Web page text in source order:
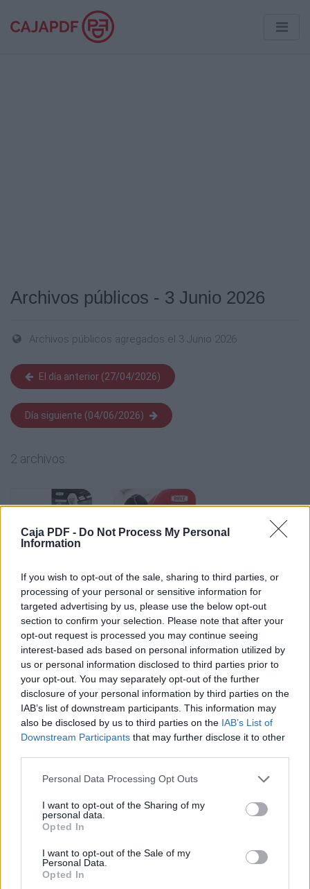
Caja PDF - Do Not Process My Personal
Information
If you wish to opt-out of the sale, sharing to third parties, or
processing of your personal or sensitive information for
targeted advertising by us, please use the below opt-out
section to confirm your selection. Please note that after your
opt-out request is processed you may continue seeing
interest-based ads based on personal information utilized by
us or personal information disclosed to third parties prior to
your opt-out. You may separately opt-out of the further
disclosure of your personal information by third parties on the
IAB’s list of downstream participants. This information may
also be disclosed by us to third parties on the IAB’s List of
Downstream Participants that may further disclose it to other
Personal Data Processing Opt Outs
I want to opt-out of the Sharing of my
personal data.
Opted In
I want to opt-out of the Sale of my
Personal Data.
Opted In
Archivos públicos - 3 Junio 2026
Archivos públicos agregados el 3 Junio 2026
El día anterior (27/04/2026)
Día siguiente (04/06/2026)
2 archivos:
CATÁLOGO REIZ 2026 MÉXICO55 MB, 26 páginas
DATOS TÉCNICOS REIZ 202619.1 MB, 92 páginas
Los archivos en esta página ha sido compartidos por los usuarios del sitio.
Caja PDF
es una plataforma de gestión de documentos en línea domiciliada
en Francia y cumpliendo estrictamente con las leyes nacionales y europeas.
Al tener una función legal de intermediario técnico neutral, los contenidos
compartidos por los usuarios del sitio no se moderan a priori.
Caja PDF
Cargar un archivo
Caja de instrumento